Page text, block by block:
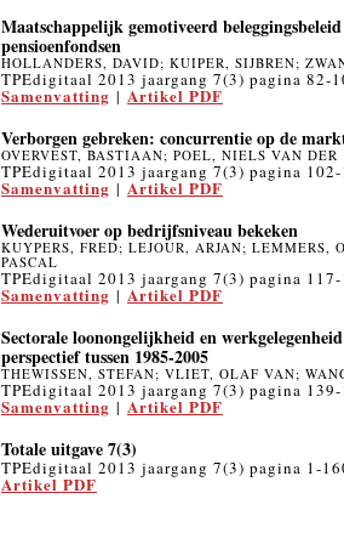
Maatschappelijk gemotiveerd
pensioenfondsen
HOLLANDERS, DAVID; KUIPER, SIJBREN;
TPEdigitaal 2013 jaargang 7(3) pagina 82-
Samenvatting | Artikel PDF
Verborgen gebreken: concurrentie op de
OVERVEST, BASTIAAN; POEL, NIELS VAN DER
TPEdigitaal 2013 jaargang 7(3) pagina
Samenvatting | Artikel PDF
Wederuitvoer op bedrijfsniveau bekeken
KUYPERS, FRED; LEJOUR, ARJAN; LEMMERS,
PASCAL
TPEdigitaal 2013 jaargang 7(3) pagina
Samenvatting | Artikel PDF
Sectorale loonongelijkheid en
perspectief tussen 1985-2005
THEWISSEN, STEFAN; VLIET, OLAF VAN;
TPEdigitaal 2013 jaargang 7(3) pagina
Samenvatting | Artikel PDF
Totale uitgave 7(3)
TPEdigitaal 2013 jaargang 7(3) pagina 1-
Artikel PDF